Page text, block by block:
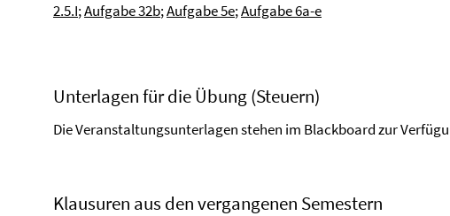
2.5.I;Aufgabe 32b;Aufgabe 5e;Aufgabe 6a-e
Unterlagen für die Übung (Steuern)
Die Veranstaltungsunterlagen stehen im Blackboard zur
Klausuren aus den vergangenen Semestern